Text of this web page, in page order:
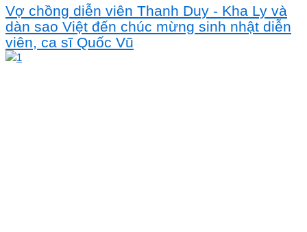
Vợ chồng diễn viên Thanh Duy - Kha Ly và
dàn sao Việt đến chúc mừng sinh nhật diễn
viên, ca sĩ Quốc Vũ